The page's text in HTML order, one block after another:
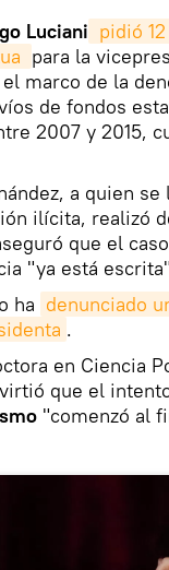
Luciani pidió
para la
marco de la
de fondos
2007 y 2015,
a quien
ilícita, realizó
que el
"ya está
ha denunciado
.
en Ciencia
que el
"comenzó al